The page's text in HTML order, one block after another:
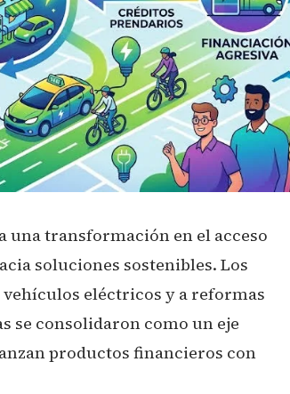
una transformación en el acceso
soluciones sostenibles. Los
eléctricos y a reformas
se consolidaron como un eje
productos financieros con